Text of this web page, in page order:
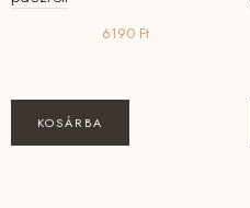
6190 Ft
KOSÁRBA